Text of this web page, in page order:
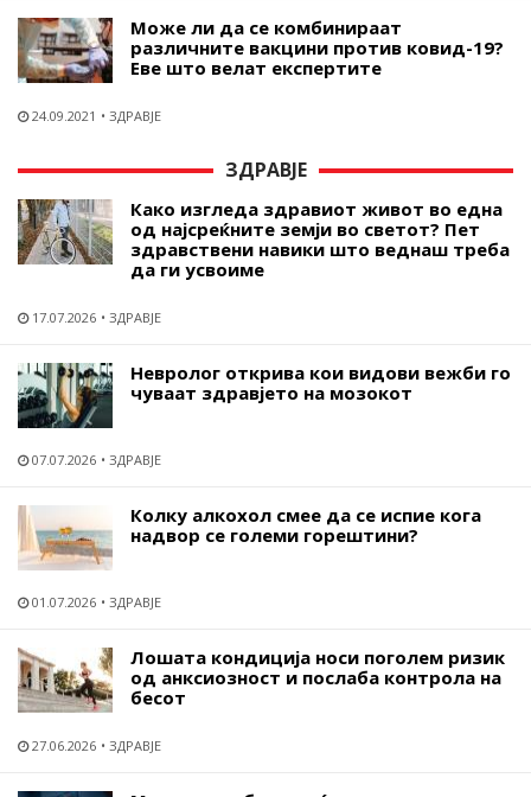
Може ли да се комбинираат
различните вакцини против ковид-19?
Еве што велат експертите
24.09.2021 ЗДРАВЈЕ
ЗДРАВЈЕ
Како изгледа здравиот живот во една
од најсреќните земји во светот? Пет
здравствени навики што веднаш треба
да ги усвоиме
17.07.2026 ЗДРАВЈЕ
Невролог открива кои видови вежби го
чуваат здравјето на мозокот
07.07.2026 ЗДРАВЈЕ
Колку алкохол смее да се испие кога
надвор се големи горештини?
01.07.2026 ЗДРАВЈЕ
Лошата кондиција носи поголем ризик
од анксиозност и послаба контрола на
бесот
27.06.2026 ЗДРАВЈЕ